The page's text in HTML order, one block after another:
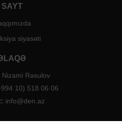
SAYT
siyasəti
Nizami Rəsulov
10) 518 06 06
info@den.az